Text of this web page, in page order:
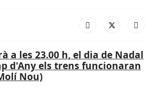
a les 23.00 h, el dia de Nadal
d'Any els trens funcionaran
Nou)